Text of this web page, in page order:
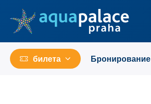
билета Бронирование